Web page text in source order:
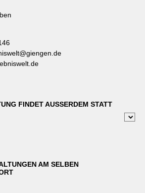
FINDET AUSSERDEM STATT
AM SELBEN